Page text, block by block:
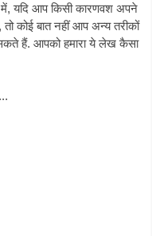
में, यदि आप किसी कारणवश अपने
तो कोई बात नहीं आप अन्य तरीकों
हैं. आपको हमारा ये लेख कैसा